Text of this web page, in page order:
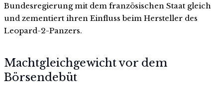
Bundesregierung mit dem französischen Staat gleich
und zementiert ihren Einfluss beim Hersteller des
Leopard-2-Panzers.
Machtgleichgewicht vor dem
Börsendebüt